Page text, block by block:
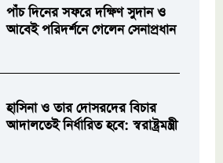
পাঁচ দিনের সফরে দক্ষিণ সুদান ও
আবেই পরিদর্শনে গেলেন সেনাপ্রধান
হাসিনা ও তার দোসরদের বিচার
আদালতেই নির্ধারিত হবে: স্বরাষ্ট্রমন্ত্রী